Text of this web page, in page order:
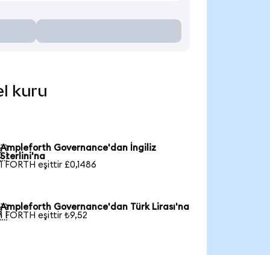
kuru
Ampleforth Governance'dan İngiliz
Sterlini'na
1 FORTH eşittir £0,1486
Ampleforth Governance'dan Türk Lirası'na
1 FORTH eşittir ₺9,52